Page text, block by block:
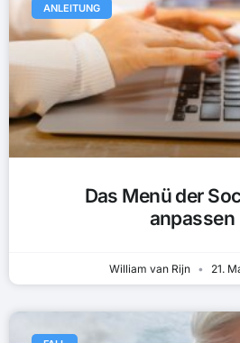
ANLEITUNG
Das Menü der
anpassen
William van Rijn 21.